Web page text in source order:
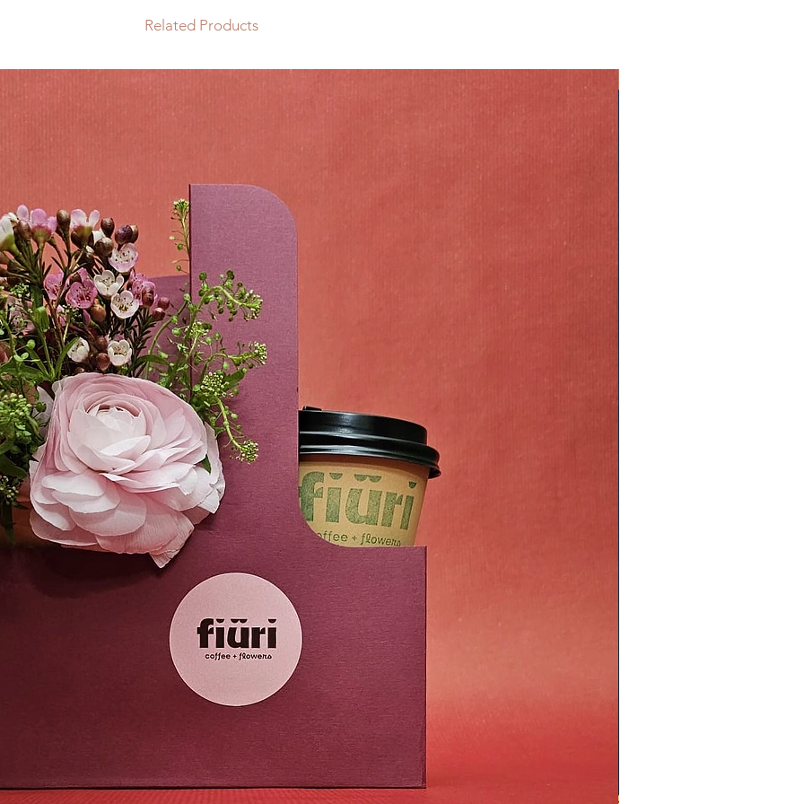
4. Cambia l'acqua ogni 2 giorni, lavando il vaso e
5. Fai attenzione alle temperature, assicurati che i
fiori non subiscano sbalzi di temperatura ed evita la
(a piacimento) le foglie verdi.
caso di problemi verrai contattato per proporti i fiori
Related Products